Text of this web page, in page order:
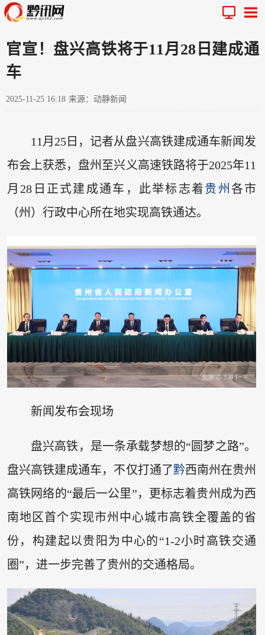
官宣！盘兴高铁将于11月28日建成通
车
2025-11-25 16:18 来源：动静新闻
11月25日，记者从盘兴高铁建成通车新闻发
布会上获悉，盘州至兴义高速铁路将于2025年11
月28日正式建成通车，此举标志着贵州 各市
（州）行政中心所在地实现高铁通达。
新闻发布会现场
盘兴高铁，是一条承载梦想的“圆梦之路”。
盘兴高铁建成通车，不仅打通了黔西南州在贵州
高铁网络的“最后一公里”，更标志着贵州成为西
南地区首个实现市州中心城市高铁全覆盖的省
份，构建起以贵阳为中心的“1-2小时高铁交通
圈”，进一步完善了贵州的交通格局。